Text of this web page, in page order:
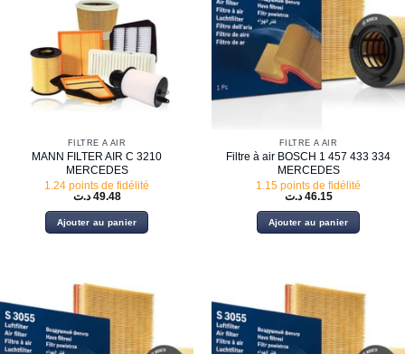
FILTRE À AIR
MANN FILTER AIR C 3210
MERCEDES
1.24 points de fidélité
49.48 د.ت
Ajouter au panier
FILTRE À AIR
Filtre à air BOSCH 1 457 433 334
MERCEDES
1.15 points de fidélité
46.15 د.ت
Ajouter au panier